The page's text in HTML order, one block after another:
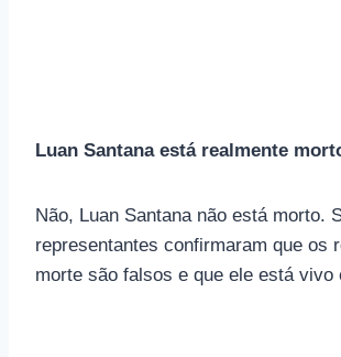
Luan Santana está realmente
Não, Luan Santana não está morto.
representantes confirmaram que os
morte são falsos e que ele está vivo